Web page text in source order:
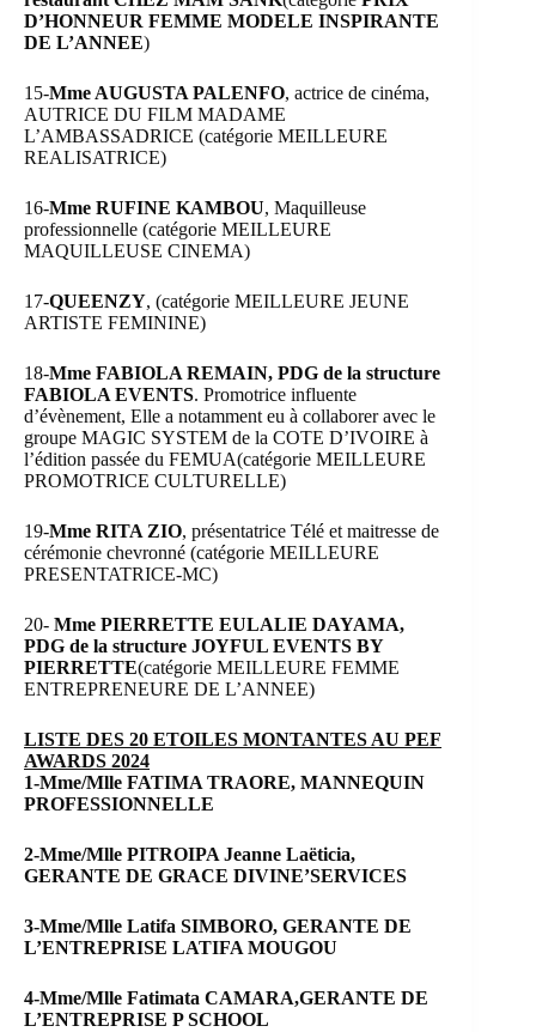
D’HONNEUR FEMME MODELE INSPIRANTE
DE L’ANNEE)
15-Mme AUGUSTA PALENFO, actrice de cinéma,
AUTRICE DU FILM MADAME
L’AMBASSADRICE (catégorie MEILLEURE
REALISATRICE)
16-Mme RUFINE KAMBOU, Maquilleuse
professionnelle (catégorie MEILLEURE
MAQUILLEUSE CINEMA)
17-QUEENZY, (catégorie MEILLEURE JEUNE
ARTISTE FEMININE)
18-Mme FABIOLA REMAIN, PDG de la structure
FABIOLA EVENTS. Promotrice influente
d’évènement, Elle a notamment eu à collaborer avec le
groupe MAGIC SYSTEM de la COTE D’IVOIRE à
l’édition passée du FEMUA(catégorie MEILLEURE
PROMOTRICE CULTURELLE)
19-Mme RITA ZIO, présentatrice Télé et maitresse de
cérémonie chevronné (catégorie MEILLEURE
PRESENTATRICE-MC)
20- Mme PIERRETTE EULALIE DAYAMA,
PDG de la structure JOYFUL EVENTS BY
PIERRETTE(catégorie MEILLEURE FEMME
ENTREPRENEURE DE L’ANNEE)
LISTE DES 20 ETOILES MONTANTES AU PEF
AWARDS 2024
1-Mme/Mlle FATIMA TRAORE, MANNEQUIN
PROFESSIONNELLE
2-Mme/Mlle PITROIPA Jeanne Laëticia,
GERANTE DE GRACE DIVINE’SERVICES
3-Mme/Mlle Latifa SIMBORO, GERANTE DE
L’ENTREPRISE LATIFA MOUGOU
4-Mme/Mlle Fatimata CAMARA,GERANTE DE
L’ENTREPRISE P SCHOOL